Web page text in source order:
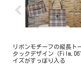
リボンモチーフの縦長ト
タックデザイン（
イズがすっぽり入る